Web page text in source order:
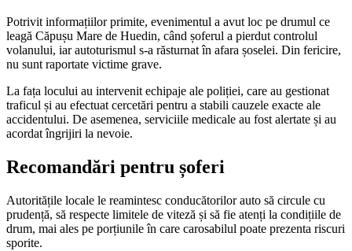
Potrivit informațiilor primite, evenimentul a avut loc pe drumul ce
leagă Căpușu Mare de Huedin, când șoferul a pierdut controlul
volanului, iar autoturismul s-a răsturnat în afara șoselei. Din fericire,
nu sunt raportate victime grave.
La fața locului au intervenit echipaje ale poliției, care au gestionat
traficul și au efectuat cercetări pentru a stabili cauzele exacte ale
accidentului. De asemenea, serviciile medicale au fost alertate și au
acordat îngrijiri la nevoie.
Recomandări pentru șoferi
Autoritățile locale le reamintesc conducătorilor auto să circule cu
prudență, să respecte limitele de viteză și să fie atenți la condițiile de
drum, mai ales pe porțiunile în care carosabilul poate prezenta riscuri
sporite.